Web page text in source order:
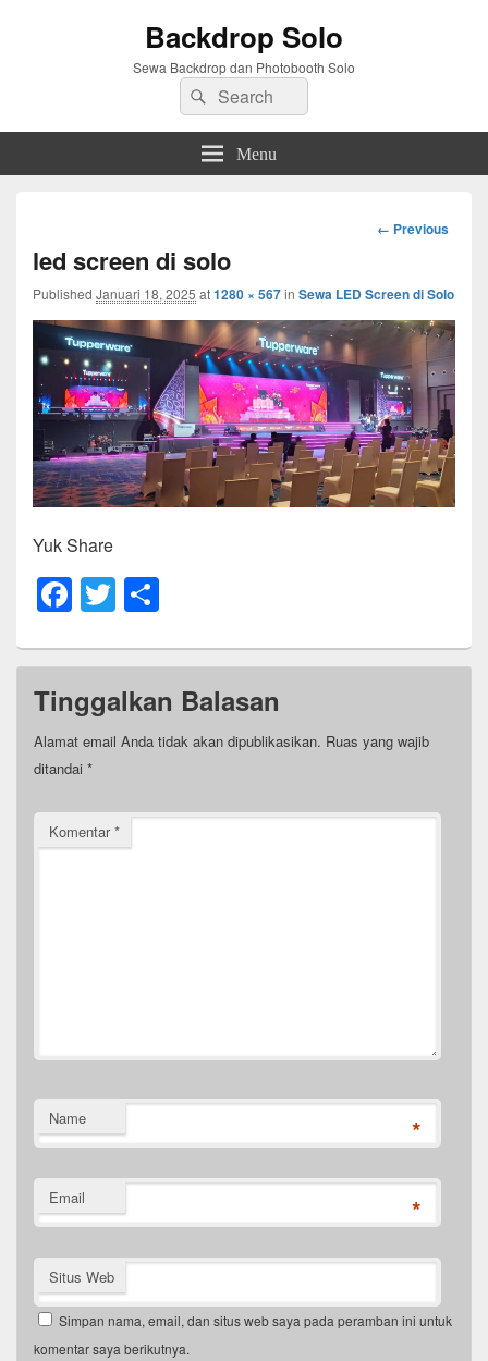
Backdrop Solo
Sewa Backdrop dan Photobooth Solo
Search
for:
Search
Menu
Image
← Previous
led screen di solo
Published Januari 18, 2025 at1280 × 567in Sewa LED Screen di Solo
Yuk Share
F
a
c
e
b
o
o
k
T
wi
tt
er
ar
e
Tinggalkan Balasan
Alamat email Anda tidak akan dipublikasikan. Ruas yang wajib
ditandai *
Komentar*
Name *
Email *
Situs Web
Simpan nama, email, dan situs web saya pada peramban ini untuk
komentar saya berikutnya.